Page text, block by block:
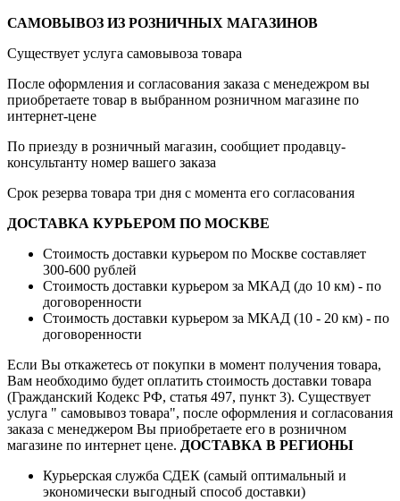
САМОВЫВОЗ ИЗ РОЗНИЧНЫХ МАГАЗИНОВ
Существует услуга самовывоза товара
После оформления и согласования заказа с менедежром вы
приобретаете товар в выбранном розничном магазине по
интернет-цене
По приезду в розничный магазин, сообщиет продавцу-
консультанту номер вашего заказа
Срок резерва товара три дня с момента его согласования
ДОСТАВКА КУРЬЕРОМ ПО МОСКВЕ
Стоимость доставки курьером по Москве составляет
300-600 рублей
Стоимость доставки курьером за МКАД (до 10 км) - по
договоренности
Стоимость доставки курьером за МКАД (10 - 20 км) - по
договоренности
Если Вы откажетесь от покупки в момент получения товара,
Вам необходимо будет оплатить стоимость доставки товара
(Гражданский Кодекс РФ, статья 497, пункт 3). Существует
услуга " самовывоз товара", после оформления и согласования
заказа с менеджером Вы приобретаете его в розничном
магазине по интернет цене. ДОСТАВКА В РЕГИОНЫ
Курьерская служба СДЕК (самый оптимальный и
экономически выгодный способ доставки)